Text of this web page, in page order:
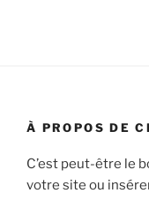
À PROPOS DE
C’est peut-être le
votre site ou